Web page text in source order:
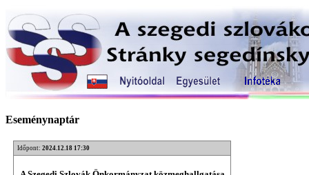
Eseménynaptár
Időpont: 2024.12.18 17:30